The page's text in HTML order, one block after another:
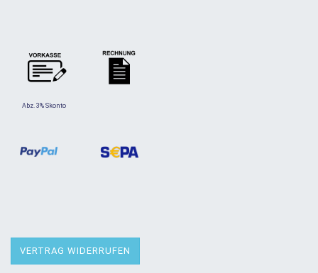
Abz. 3% Skonto
VERTRAG WIDERRUFEN